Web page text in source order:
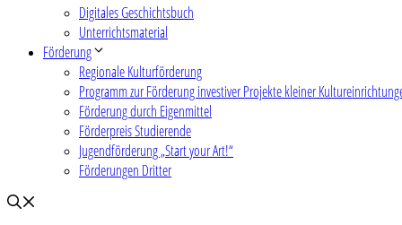
Digitales Geschichtsbuch
Unterrichtsmaterial
Förderung
Regionale Kulturförderung
Programm zur Förderung investiver Projekte kleiner
Förderung durch Eigenmittel
Förderpreis Studierende
Jugendförderung „Start your Art!“
Förderungen Dritter